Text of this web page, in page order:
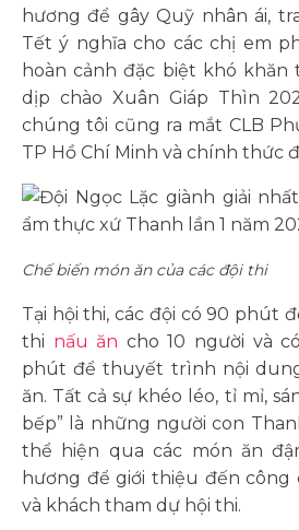
hương để gây Quỹ nhân ái,
Tết ý nghĩa cho các chị em
hoàn cảnh đặc biệt khó khăn
dịp chào Xuân Giáp Thìn
chúng tôi cũng ra mắt CLB
TP Hồ Chí Minh và chính thức
Chế biến món ăn của các đội thi
Tại hội thi, các đội có 90 phút
thi nấu ăn cho 10 người và
phút để thuyết trình nội
ăn. Tất cả sự khéo léo, tỉ mỉ,
bếp” là những người con
thể hiện qua các món ăn
hương để giới thiệu đến
và khách tham dự hội thi.